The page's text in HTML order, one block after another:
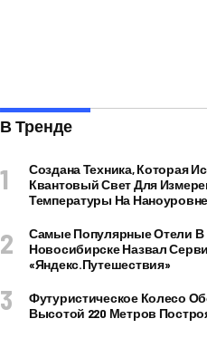
В Тренде
Создана Техника, Которая
Квантовый Свет Для
Температуры На Наноуровне
Самые Популярные Отели В
Новосибирске Назвал
«Яндекс.Путешествия»
Футуристическое Колесо
Высотой 220 Метров